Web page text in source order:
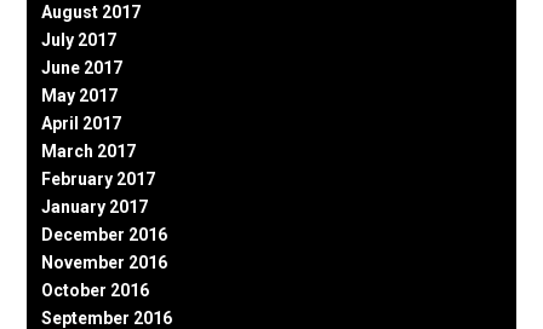
August 2017
July 2017
June 2017
May 2017
April 2017
March 2017
February 2017
January 2017
December 2016
November 2016
October 2016
September 2016